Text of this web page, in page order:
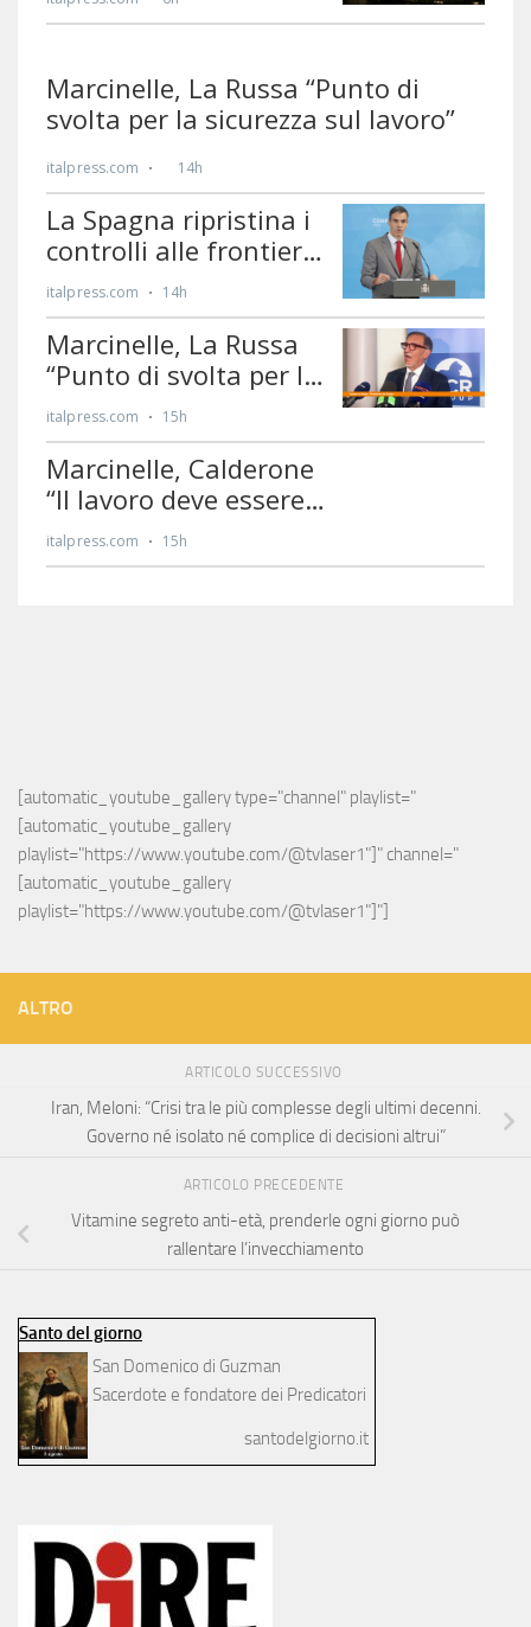
[automatic_youtube_gallery type="channel" playlist="
[automatic_youtube_gallery
playlist="https://www.youtube.com/@tvlaser1"]" channel="
[automatic_youtube_gallery
playlist="https://www.youtube.com/@tvlaser1"]"]
ALTRO
ARTICOLO SUCCESSIVO
Iran, Meloni: “Crisi tra le più complesse degli ultimi decenni.
Governo né isolato né complice di decisioni altrui”
ARTICOLO PRECEDENTE
Vitamine segreto anti-età, prenderle ogni giorno può
rallentare l’invecchiamento
Santo del giorno
San Domenico di Guzman
Sacerdote e fondatore dei Predicatori
santodelgiorno.it